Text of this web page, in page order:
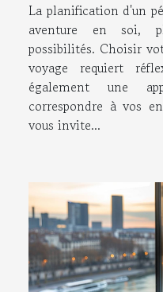
La planification d'un
aventure en soi,
possibilités. Choisir
voyage requiert
également une
correspondre à vos
vous invite...